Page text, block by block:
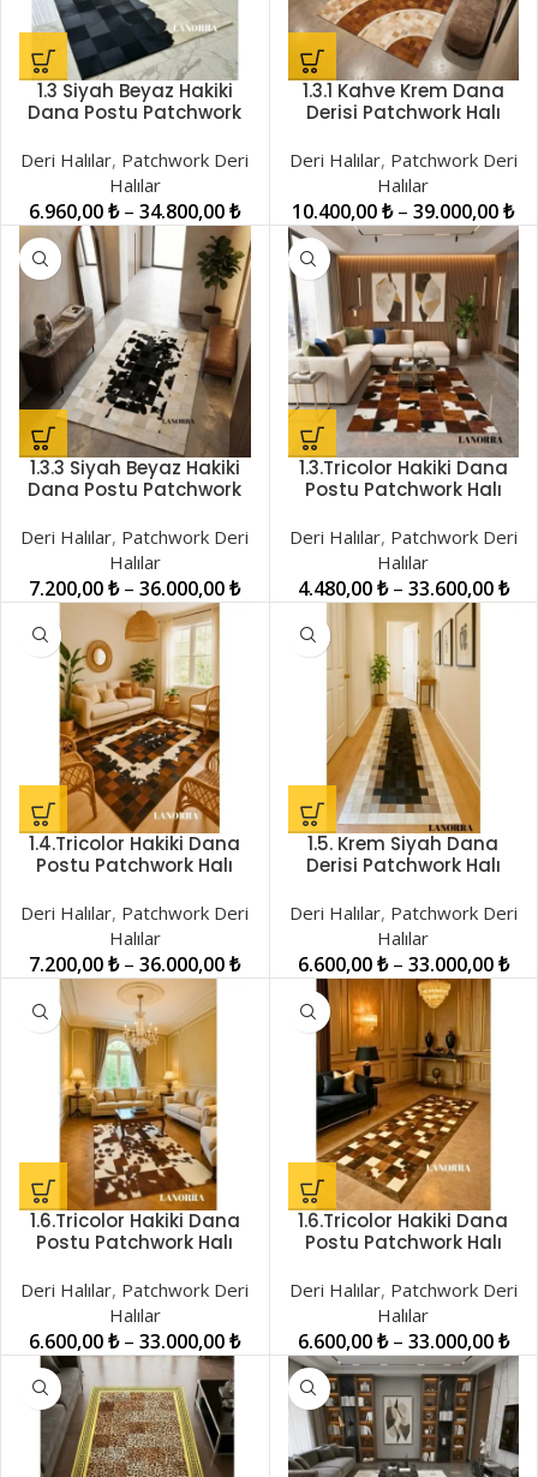
1.3 Siyah Beyaz Hakiki
Dana Postu Patchwork
Deri Halılar, Patchwork Deri
Halılar
6.960,00₺ –34.800,00₺
1.3.1 Kahve Krem Dana
Derisi Patchwork Halı
Deri Halılar, Patchwork Deri
Halılar
10.400,00₺ –39.000,00₺
1.3.3 Siyah Beyaz Hakiki
Dana Postu Patchwork
Deri Halılar, Patchwork Deri
Halılar
7.200,00₺ –36.000,00₺
1.3.Tricolor Hakiki Dana
Postu Patchwork Halı
Deri Halılar, Patchwork Deri
Halılar
4.480,00₺ – 33.600,00₺
1.4.Tricolor Hakiki Dana
Postu Patchwork Halı
Deri Halılar, Patchwork Deri
Halılar
7.200,00₺ –36.000,00₺
1.5. Krem Siyah Dana
Derisi Patchwork Halı
Deri Halılar, Patchwork Deri
Halılar
6.600,00₺ – 33.000,00₺
1.6.Tricolor Hakiki Dana
Postu Patchwork Halı
Deri Halılar, Patchwork Deri
Halılar
6.600,00₺ –33.000,00₺
1.6.Tricolor Hakiki Dana
Postu Patchwork Halı
Deri Halılar, Patchwork Deri
Halılar
6.600,00₺ – 33.000,00₺